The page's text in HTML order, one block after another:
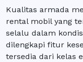
Kualitas armada
rental mobil yang
selalu dalam
dilengkapi fitur
tersedia dari kelas